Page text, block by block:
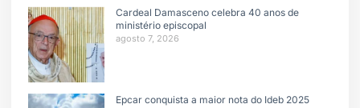
Cardeal Damasceno celebra 40 anos de
ministério episcopal
agosto 7, 2026
Epcar conquista a maior nota do Ideb 2025